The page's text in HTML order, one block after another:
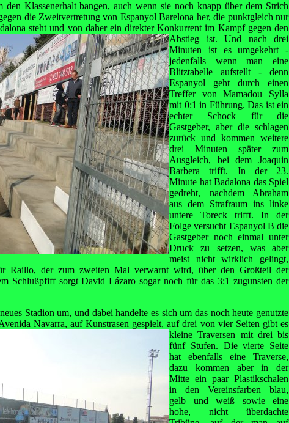
Klassenerhalt bangen, auch wenn sie noch knapp über dem Strich
die Zweitvertretung von Espanyol Barelona her, die punktgleich nur
steht und von daher ein direkter Konkurrent im Kampf gegen den
Abstieg ist. Und nach drei
Minuten ist es umgekehrt -
jedenfalls wenn man eine
Blitztabelle aufstellt - denn
Espanyol geht durch einen
Treffer von Mamadou Sylla
mit 0:1 in Führung. Das ist ein
echter Schock für die
Gastgeber, aber die schlagen
zurück und kommen weitere
drei Minuten später zum
Ausgleich, bei dem Joaquin
Barbera trifft. In der 23.
Minute hat Badalona das Spiel
gedreht, nachdem Abraham
aus dem Strafraum ins linke
untere Toreck trifft. In der
Folge versucht Espanyol B die
Gastgeber noch einmal unter
Druck zu setzen, was aber
meist nicht wirklich gelingt,
Raillo, der zum zweiten Mal verwarnt wird, über den Großteil der
Schlußpfiff sorgt David Lázaro sogar noch für das 3:1 zugunsten der
Stadion um, und dabei handelte es sich um das noch heute genutzte
Navarra, auf Kunstrasen gespielt, auf drei von vier Seiten gibt es
kleine Traversen mit drei bis
fünf Stufen. Die vierte Seite
hat ebenfalls eine Traverse,
dazu kommen aber in der
Mitte ein paar Plastikschalen
in den Vereinsfarben blau,
gelb und weiß sowie eine
hohe, nicht überdachte